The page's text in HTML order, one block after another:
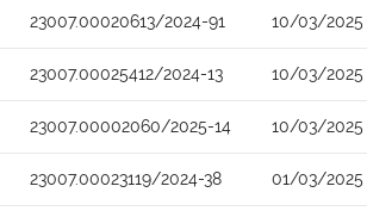
23007.00020613/2024-91 10/03/2025
23007.00025412/2024-13 10/03/2025
23007.00002060/2025-14 10/03/2025
23007.00023119/2024-38 01/03/2025